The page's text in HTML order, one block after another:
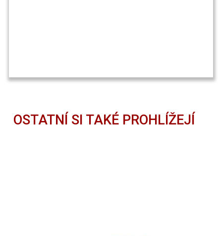
OSTATNÍ SI TAKÉ PROHLÍŽEJÍ